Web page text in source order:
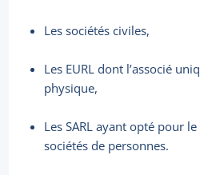
Les sociétés civiles,
Les EURL dont l’associé
physique,
Les SARL ayant opté pour
sociétés de personnes.